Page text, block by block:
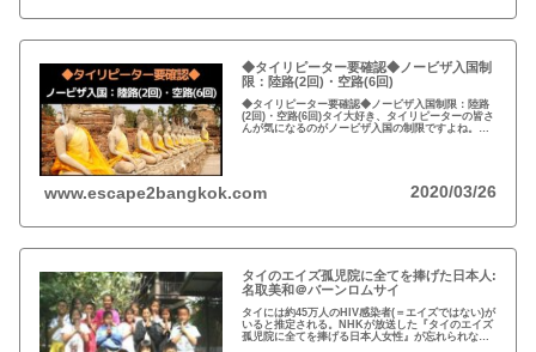
◆タイリピーター要確認◆ノービザ入国制
限：陸路(2回)・空路(6回)
◆タイリピーター要確認◆ノービザ入国制限：陸路
(2回)・空路(6回)タイ大好き、タイリピーターの皆さ
んが気になるのがノービザ入国の制限ですよね。近
www.escape2bangkok.com 2020/03/26
タイのエイズ孤児院に全てを捧げた日本人:
名取美和＠バーンロムサイ
タイには約45万人のHIV感染者(＝エイズではない)が
いると推定される。NHKが放送した『タイのエイズ
孤児院に全てを捧げる日本人女性』が忘れられな